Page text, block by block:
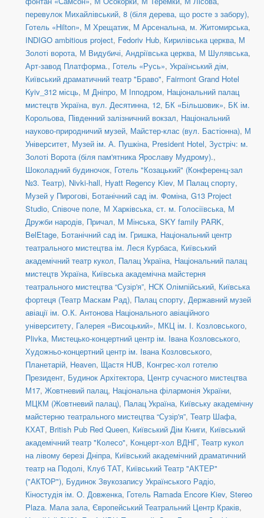
перевулок Михайлівський, 8 (біля дерева, що росте з забору),
Готель «Hilton», М Хрещатик, М Арсенальна, м. Житомирська,
INDIGO ambitious project, Fedoriv Hub, Кирилівська церква, М
Золоті ворота, М Видубичі, Андріївська церква, М Шулявська,
Арт-завод Платформа., Готель «Русь», Український дім,
Київський драматичний театр "Браво", Fairmont Grand Hotel
Kyiv_312 місць, М Дніпро, М Іпподром, Національний палац
мистецтв Україна, вул. Десятинна, 12, БК «Більшовик», БК ім.
Корольова, Південний залізничний вокзал, Національний
науково-природничий музей, Майстер-клас (вул. Бастіонна), М
Університет, Музей ім. А. Пушкіна, President Hotel, Зустріч: м.
Золоті Ворота (біля пам'ятника Ярославу Мудрому).,
Шоколадний будиночок, Готель "Козацький" (Конференц-зал
№3. Театр), Nivki-hall, Hyatt Regency Kiev, М Палац спорту,
Музей у Пирогові, Ботанічний сад ім. Фоміна, G13 Project
Studio, Співоче поле, М Харківська, ст. м. Голосіївська, М
Дружби народів, Причал, М Мінська, SKY family PARK,
BelEtage, Ботанічний сад ім. Гришка, Національний центр
театрального мистецтва ім. Леся Курбаса, Київський
академічний театр кукол, Палац Україна, Національний палац
мистецтв Україна, Київська академічна майстерня
театрального мистецтва “Сузір'я”, НСК Олімпійський, Київська
фортеця (Театр Маскам Рад), Палац спорту, Державний музей
авіації ім. О.К. Антонова Національного авіаційного
університету, Галерея «Висоцький», МКЦ ім. І. Козловського,
Plivka, Мистецько-концертний центр ім. Івана Козловського,
Художньо-концертний центр ім. Івана Козловського,
Планетарій, Heaven, Щастя HUB, Конгрес-хол готелю
Президент, Будинок Архітектора, Центр сучасного мистецтва
М17, Жовтневий палац, Національна філармонія України,
МЦКМ (Жовтневий палац), Палац Україна, Київську академічну
майстерню театрального мистецтва “Сузір'я”, Театр Шафа,
КХАТ, British Pub Red Queen, Київський Дім Книги, Київський
академічний театр "Колесо", Концерт-хол ВДНГ, Театр кукол
на лівому березі Дніпра, Київський академічний драматичний
театр на Подолі, Клуб ТАТ, Київський Театр "АКТЕР"
("АКТОР"), Будинок Звукозапису Українського Радіо,
Кіностудія ім. О. Довженка, Готель Ramada Encore Kiev, Stereo
Plaza. Мала зала, Європейський Театральний Центр Краків,